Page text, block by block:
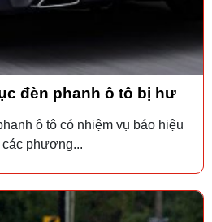
đèn phanh ô tô bị hư
ô tô có nhiệm vụ báo hiệu
các phương...